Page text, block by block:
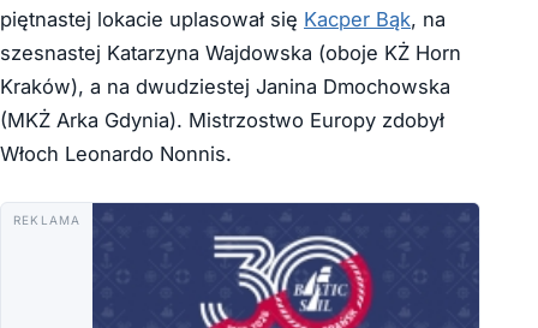
piętnastej lokacie uplasował się Kacper Bąk, na
szesnastej Katarzyna Wajdowska (oboje KŻ Horn
Kraków), a na dwudziestej Janina Dmochowska
(MKŻ Arka Gdynia). Mistrzostwo Europy zdobył
Włoch Leonardo Nonnis.
REKLAMA